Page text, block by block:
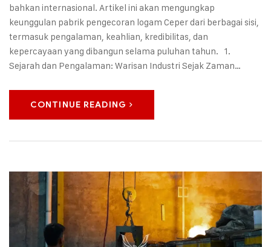
bahkan internasional. Artikel ini akan mengungkap
keunggulan pabrik pengecoran logam Ceper dari berbagai sisi,
termasuk pengalaman, keahlian, kredibilitas, dan
kepercayaan yang dibangun selama puluhan tahun. 1.
Sejarah dan Pengalaman: Warisan Industri Sejak Zaman…
CONTINUE READING